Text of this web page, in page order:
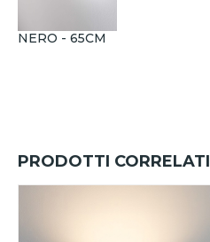
NERO - 65CM
PRODOTTI CORRELATI